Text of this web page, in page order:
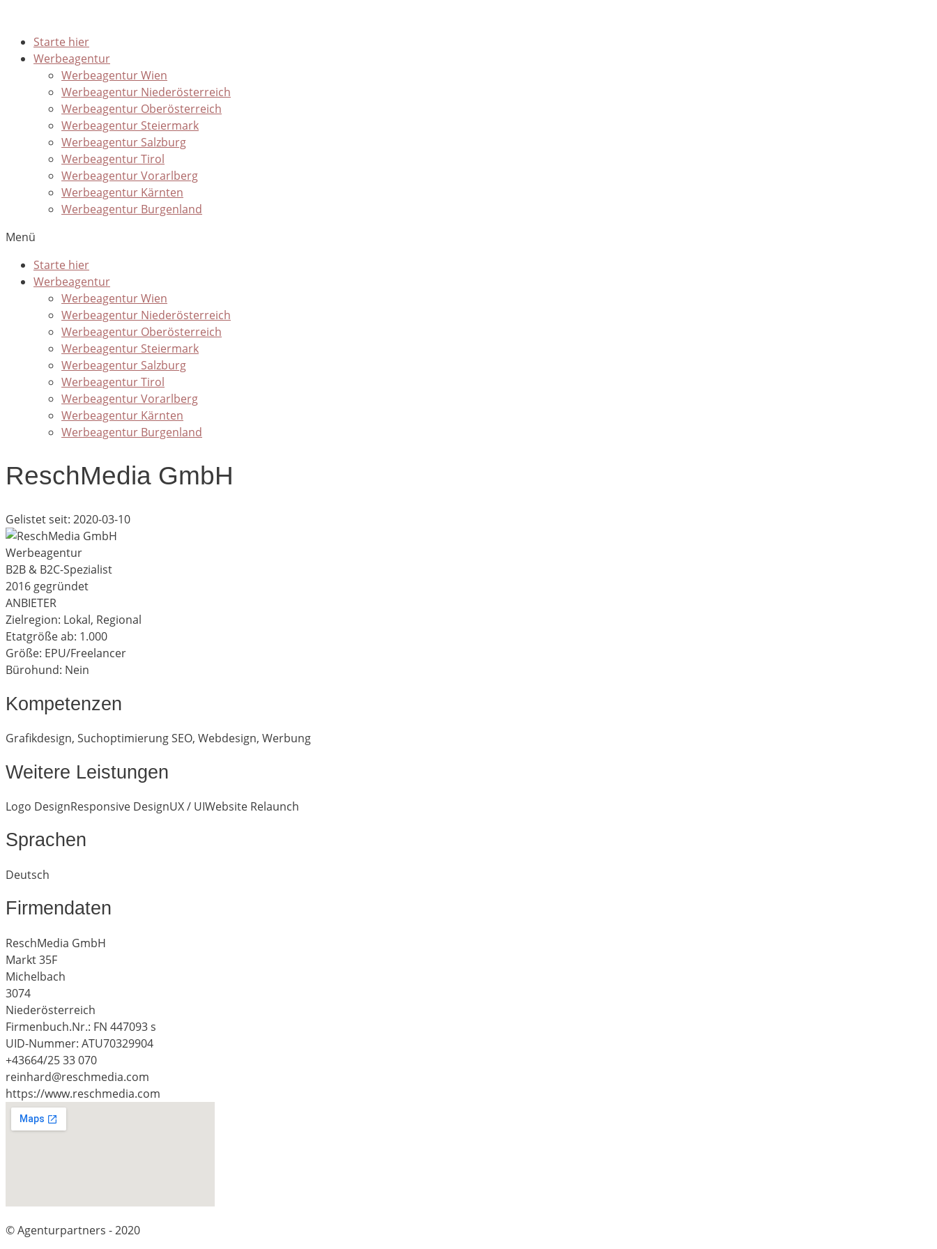
Starte hier
Werbeagentur
Werbeagentur Wien
Werbeagentur Niederösterreich
Werbeagentur Oberösterreich
Werbeagentur Steiermark
Werbeagentur Salzburg
Werbeagentur Tirol
Werbeagentur Vorarlberg
Werbeagentur Kärnten
Werbeagentur Burgenland
Menü
Starte hier
Werbeagentur
Werbeagentur Wien
Werbeagentur Niederösterreich
Werbeagentur Oberösterreich
Werbeagentur Steiermark
Werbeagentur Salzburg
Werbeagentur Tirol
Werbeagentur Vorarlberg
Werbeagentur Kärnten
Werbeagentur Burgenland
ReschMedia GmbH
Gelistet seit: 2020-03-10
Werbeagentur
B2B & B2C-Spezialist
2016 gegründet
ANBIETER
Zielregion: Lokal, Regional
Etatgröße ab: 1.000
Größe: EPU/Freelancer
Bürohund: Nein
Kompetenzen
Grafikdesign, Suchoptimierung SEO, Webdesign, Werbung
Weitere Leistungen
Logo DesignResponsive DesignUX / UIWebsite Relaunch
Sprachen
Deutsch
Firmendaten
ReschMedia GmbH
Markt 35F
Michelbach
3074
Niederösterreich
Firmenbuch.Nr.: FN 447093 s
UID-Nummer: ATU70329904
+43664/25 33 070
reinhard@reschmedia.com
https://www.reschmedia.com
© Agenturpartners - 2020